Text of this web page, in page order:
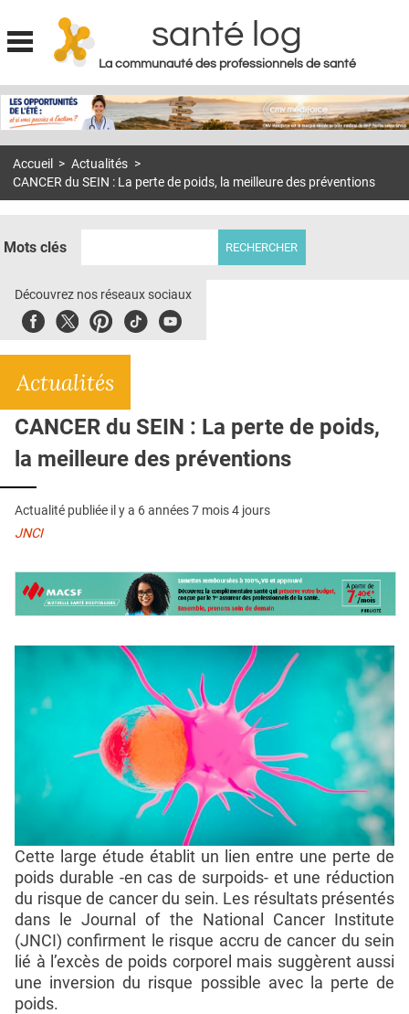
Jump to navigation
santé log
La communauté des professionnels de santé
MON COMPTE
S'ABONNER À LA REVUE SOIN À DOMICILE
DOSSIERS
E-REVUE SAD
L'APP
QUI SOMMES-NOUS ?
PUBLICITÉ
CONDITIONS GÉNÉRALES
CONTACT
Accueil > Actualités >
CANCER du SEIN : La perte de poids, la meilleure des préventions
Mots clés
Découvrez nos réseaux sociaux
FacebookTwitterPinterest
TiktokYoubute
Actualités
CANCER du SEIN : La perte de poids,
la meilleure des préventions
Actualité publiée il y a 6 années 7 mois 4 jours
JNCI
Cette large étude établit un lien entre une perte de
poids durable -en cas de surpoids- et une réduction
du risque de cancer du sein. Les résultats présentés
dans le Journal of the National Cancer Institute
(JNCI) confirment le risque accru de cancer du sein
lié à l’excès de poids corporel mais suggèrent aussi
une inversion du risque possible avec la perte de
poids.